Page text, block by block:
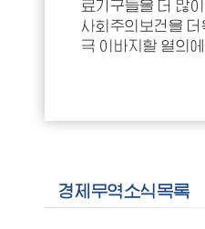
료기구들을 더 많
사회주의보건을
극 이바지할 열의
경제무역소식목록